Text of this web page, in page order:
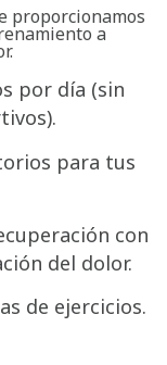
proporcionamos
a
por día (sin
para tus
con
del dolor.
de ejercicios.